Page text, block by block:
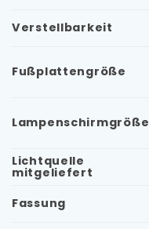
Verstellbarkeit
Fußplattengröße
Lampenschirmgröße
Lichtquelle
mitgeliefert
Fassung